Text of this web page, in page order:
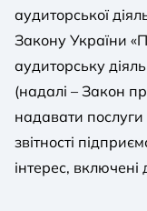
аудиторської
Закону України
аудиторську
(надалі – Закон
надавати послуги
звітності
інтерес, включені